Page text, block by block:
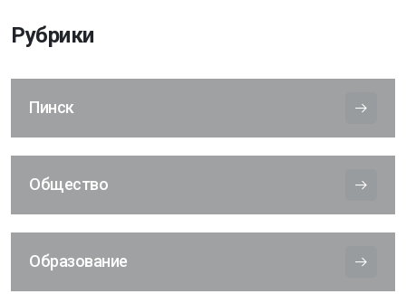
Рубрики
Пинск
Общество
Образование